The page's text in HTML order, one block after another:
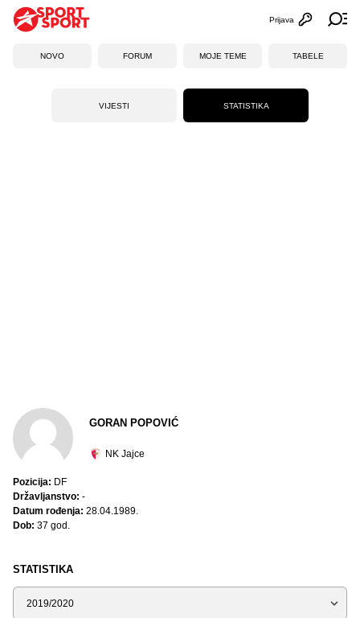
Otvori
Prijava
NOVO FORUM MOJE TEME TABELE
VIJESTI STATISTIKA
STATISTIKA
Sezona
GORAN POPOVIĆ
NK Jajce
Pozicija: DF
Državljanstvo: -
Datum rođenja: 28.04.1989.
Dob: 37 god.